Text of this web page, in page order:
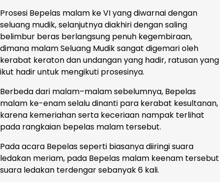
Prosesi Bepelas malam ke VI yang diwarnai dengan
seluang mudik, selanjutnya diakhiri dengan saling
belimbur beras berlangsung penuh kegembiraan,
dimana malam Seluang Mudik sangat digemari oleh
kerabat keraton dan undangan yang hadir, ratusan yang
ikut hadir untuk mengikuti prosesinya.
Berbeda dari malam–malam sebelumnya, Bepelas
malam ke-enam selalu dinanti para kerabat kesultanan,
karena kemeriahan serta keceriaan nampak terlihat
pada rangkaian bepelas malam tersebut.
Pada acara Bepelas seperti biasanya diiringi suara
ledakan meriam, pada Bepelas malam keenam tersebut
suara ledakan terdengar sebanyak 6 kali.